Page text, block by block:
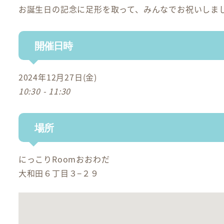
お誕生日の記念に足形を取って、みんなでお祝いし
開催日時
2024年12月27日(金)
10:30 - 11:30
場所
にっこりRoomおおわだ
大和田６丁目３−２９